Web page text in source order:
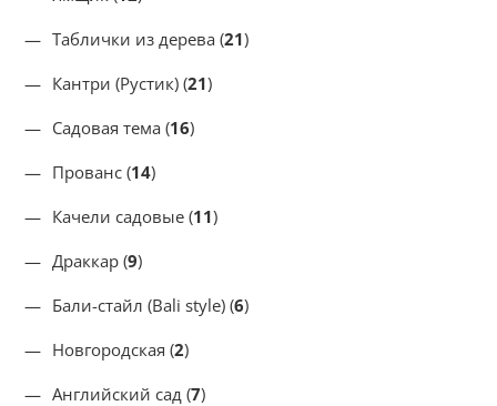
Таблички из дерева (21)
Кантри (Рустик) (21)
Садовая тема (16)
Прованс (14)
Качели садовые (11)
Драккар (9)
Бали-стайл (Bali style) (6)
Новгородская (2)
Английский сад (7)